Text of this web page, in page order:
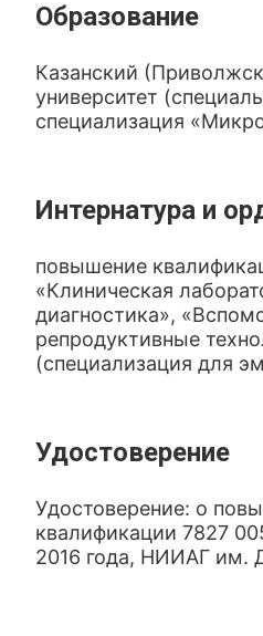
Образование
Казанский
университет
специализация
Интернатура и
повышение
«Клиническая
диагностика»,
репродуктивные
(специализация для
Удостоверение
Удостоверение: о
квалификации 7827
2016 года, НИИАГ